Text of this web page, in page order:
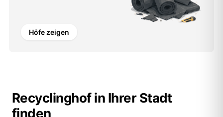
Höfe zeigen
Recyclinghof in Ihrer Stadt
finden